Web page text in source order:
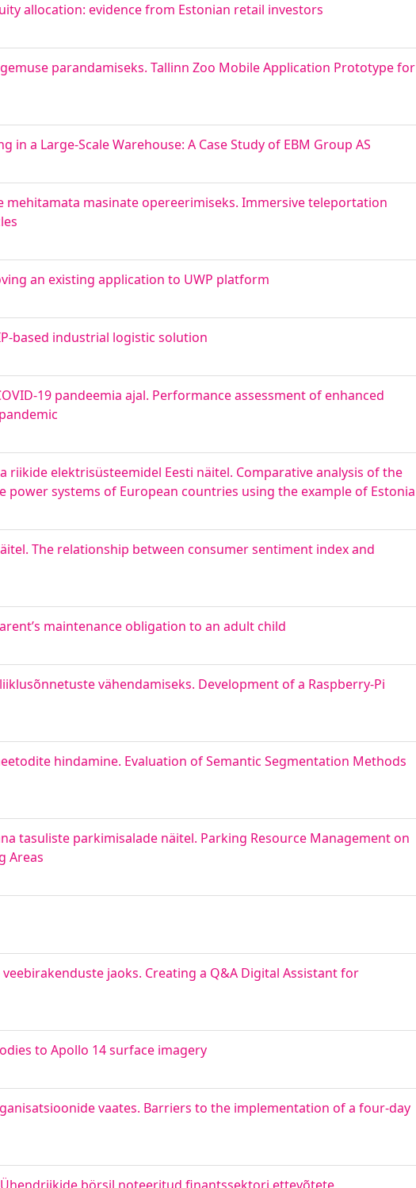
allocation: evidence from Estonian retail investors
parandamiseks. Tallinn Zoo Mobile Application Prototype for
a Large-Scale Warehouse: A Case Study of EBM Group AS
masinate opereerimiseks. Immersive teleportation
an existing application to UWP platform
based industrial logistic solution
19 pandeemia ajal. Performance assessment of enhanced
elektrisüsteemidel Eesti näitel. Comparative analysis of the
systems of European countries using the example of Estonia
The relationship between consumer sentiment index and
maintenance obligation to an adult child
vähendamiseks. Development of a Raspberry-Pi
hindamine. Evaluation of Semantic Segmentation Methods
tasuliste parkimisalade näitel. Parking Resource Management on
Areas
jaoks. Creating a Q&A Digital Assistant for
to Apollo 14 surface imagery
vaates. Barriers to the implementation of a four-day